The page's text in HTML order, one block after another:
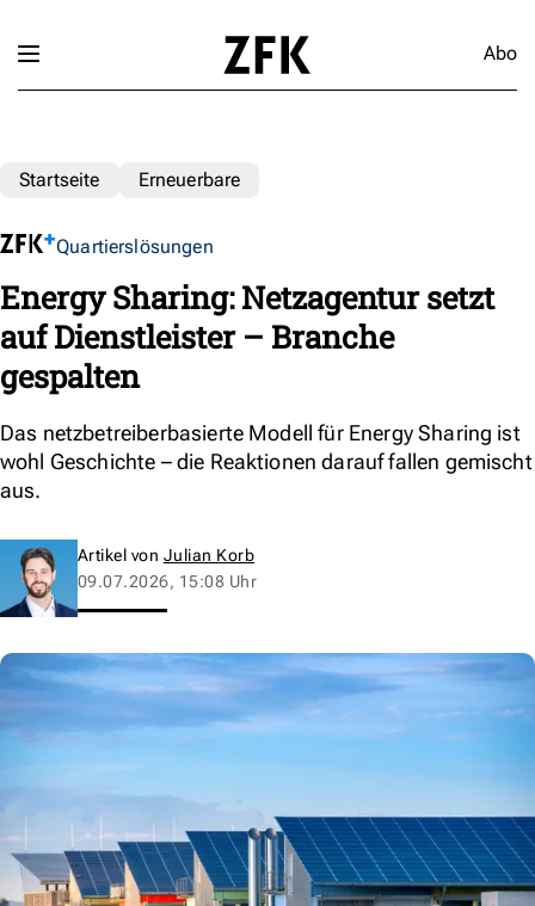
Abo
Startseite Erneuerbare
Quartierslösungen
Energy Sharing: Netzagentur setzt
auf Dienstleister – Branche
gespalten
Das netzbetreiberbasierte Modell für Energy Sharing ist
wohl Geschichte – die Reaktionen darauf fallen gemischt
aus.
Artikel von Julian Korb
09.07.2026, 15:08 Uhr